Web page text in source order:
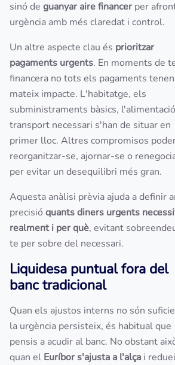
sinó de guanyar aire financerper
urgència amb més claredat i control.
Un altre aspecte clau és prioritzar
pagaments urgents. En moments de
financera no tots els pagaments
mateix impacte. L'habitatge, els
subministraments bàsics,
transport necessari s'han de situar en
primer lloc. Altres compromisos
reorganitzar-se, ajornar-se o
per evitar un desequilibri més gran.
Aquesta anàlisi prèvia ajuda a definir
precisió quants diners urgents
realment i per què, evitant
te per sobre del necessari.
Liquidesa puntual fora del
banc tradicional
Quan els ajustos interns no són
la urgència persisteix, és habitual que
pensis a acudir al banc. No obstant
quan el Euríbor s'ajusta a l'alça i